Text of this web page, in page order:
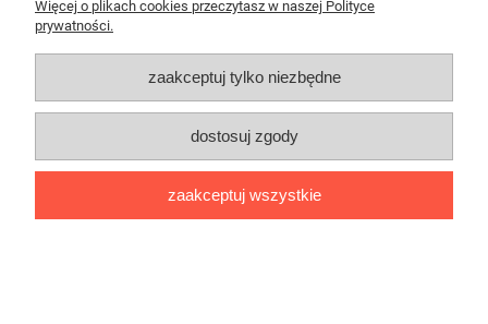
Więcej o plikach cookies przeczytasz w naszej Polityce
prywatności.
zaakceptuj tylko niezbędne
dostosuj zgody
zaakceptuj wszystkie